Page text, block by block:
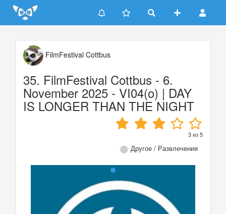
Update cookies preferences
FilmFestival Cottbus
35. FilmFestival Cottbus - 6.
November 2025 - VI04(o) | DAY
IS LONGER THAN THE NIGHT
3из5
Другое / Развлечения